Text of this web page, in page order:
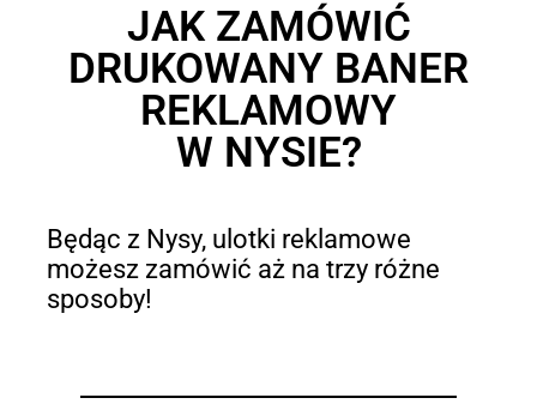
JAK ZAMÓWIĆ
DRUKOWANY BANER
REKLAMOWY
W NYSIE?
Będąc z Nysy, ulotki reklamowe
możesz zamówić aż na trzy różne
sposoby!